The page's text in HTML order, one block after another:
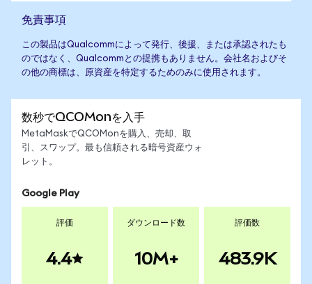
免責事項
この製品はQualcommによって発行、後援、または承認されたも
のではなく、Qualcommとの提携もありません。会社名およびそ
の他の商標は、原資産を特定するためのみに使用されます。
数秒でQCOMonを入手
MetaMaskでQCOMonを購入、売却、取
引、スワップ。最も信頼される暗号資産ウォ
レット。
Google Play
評価
4.4
ダウンロード数
10M+
評価数
483.9K